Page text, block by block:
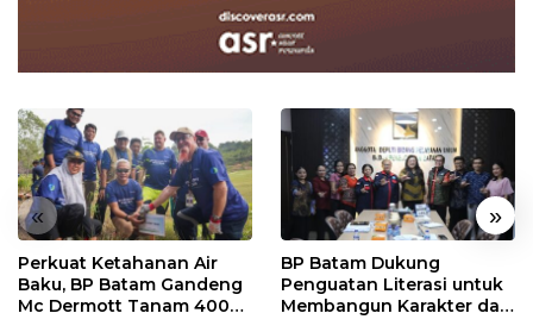
« »
Perkuat Ketahanan Air
Baku, BP Batam Gandeng
Mc Dermott Tanam 400
BP Batam Dukung
Penguatan Literasi untuk
Membangun Karakter dan